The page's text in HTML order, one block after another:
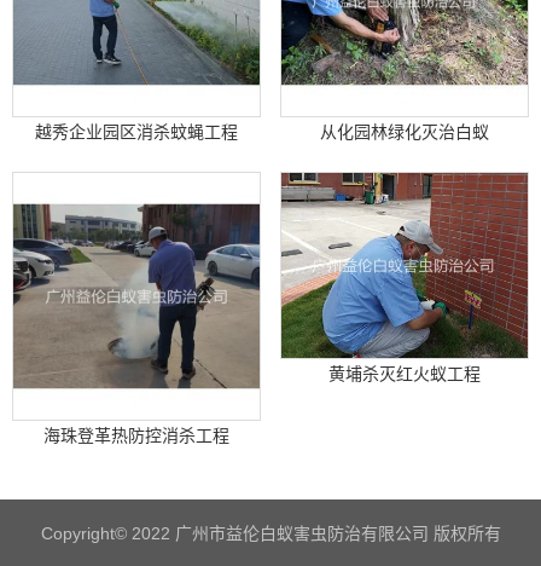
越秀企业园区消杀蚊蝇工程 从化园林绿化灭治白蚁
海珠登革热防控消杀工程
黄埔杀灭红火蚁工程
Copyright© 2022 广州市益伦白蚁害虫防治有限公司 版权所有